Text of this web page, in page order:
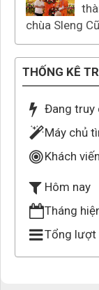
chùa Sleng
THỐNG KÊ
Đang truy
Máy chủ
Khách
Hôm nay
Tháng
Tổng lượt